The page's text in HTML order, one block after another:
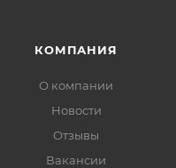
КОМПАНИЯ
О компании
Новости
Отзывы
Вакансии